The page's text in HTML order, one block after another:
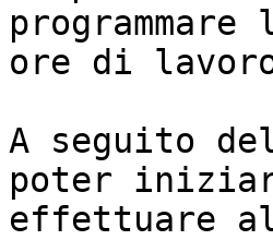
ore di
A seguito
poter
effettuare